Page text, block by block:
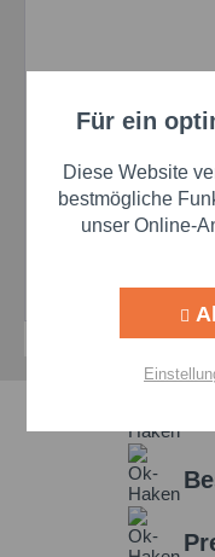
Klüberspeed BF
Preis auf Anfrage
Details
Funktionale
Marketing
Personalisierung
Für ein
Diese Website
bestmögliche
unser Online-